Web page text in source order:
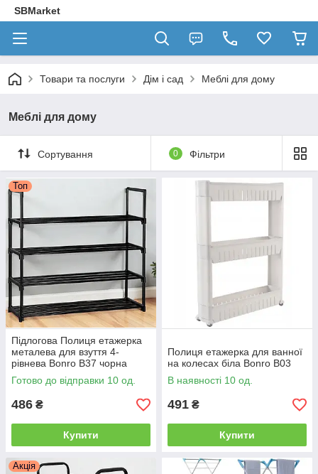
SBMarket
Товари та послуги Дім і сад Меблі для дому
Меблі для дому
Сортування 0 Фільтри
Топ
Підлогова Полиця етажерка
металева для взуття 4-
рівнева Bonro B37 чорна
Готово до відправки 10 од.
486 ₴
Купити
Полиця етажерка для ванної
на колесах біла Bonro B03
В наявності 10 од.
491 ₴
Купити
Акція